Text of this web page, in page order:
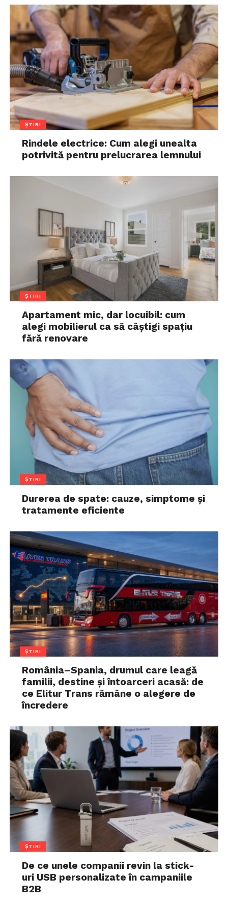
ȘTIRI
Rindele electrice: Cum alegi unealta
potrivită pentru prelucrarea lemnului
ȘTIRI
Apartament mic, dar locuibil: cum
alegi mobilierul ca să câștigi spațiu
fără renovare
ȘTIRI
Durerea de spate: cauze, simptome și
tratamente eficiente
ȘTIRI
România–Spania, drumul care leagă
familii, destine și întoarceri acasă: de
ce Elitur Trans rămâne o alegere de
încredere
ȘTIRI
De ce unele companii revin la stick-
uri USB personalizate în campaniile
B2B